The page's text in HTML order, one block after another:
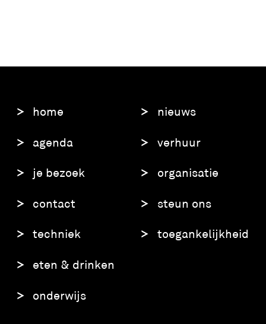
home
agenda
je bezoek
contact
techniek
eten & drinken
onderwijs
nieuws
verhuur
organisatie
steun ons
toegankelijkheid